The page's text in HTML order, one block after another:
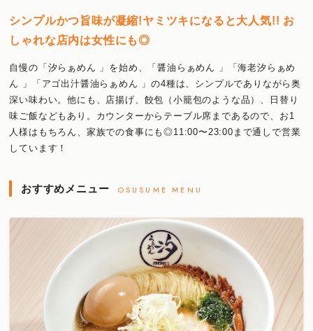
シンプルかつ旨味が凝縮!ヤミツキになると大人気!! お
しゃれな店内は女性にも◎
自慢の「汐らぁめん 」を始め、「醤油らぁめん 」「海老汐らぁめ
ん 」「アゴ出汁醤油らぁめん 」の4種は、シンプルでありながら奥
深い味わい。他にも、店揚げ、餃包（小籠包のような品）、日替り
味ご飯などもあり。カウンターからテーブル席まであるので、お1
人様はもちろん、家族での食事にも◎11:00〜23:00まで通しで営業
しています！
おすすめメニュー OSUSUME MENU